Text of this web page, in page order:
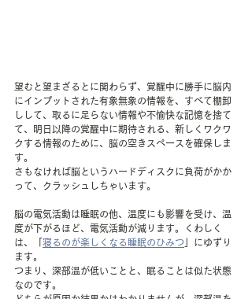
望むと望まざるとに関わらず、覚醒中に勝手に脳内
にインプットされた有象無象の情報を、すべて棚卸
しして、取るに足らない情報や不愉快な記憶を捨て
て、明日以降の覚醒中に期待される、新しくワクワ
クする情報のために、脳の空きスペースを確保しま
す。
さもなければ脳というハードディスクに負荷がかか
って、クラッシュしちゃいます。
脳の電気活動は睡眠の他、温度にも影響を受け、温
度が下がるほど、電気活動が減ります。くわしく
は、「 寝るのが楽しくなる睡眠のひみつ 」にゆずり
ます。
つまり、深部温が低いことと、眠ることは似た状態
なのです。